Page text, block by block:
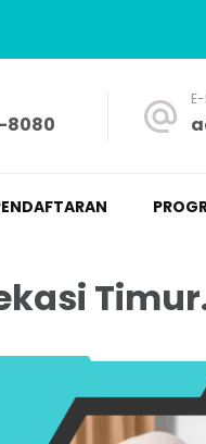
8080